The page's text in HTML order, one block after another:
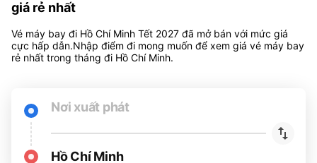
giá rẻ nhất
Vé máy bay đi Hồ Chí Minh Tết 2027 đã mở bán với mức giá
cực hấp dẫn.Nhập điểm đi mong muốn để xem giá vé máy bay
rẻ nhất trong tháng đi Hồ Chí Minh.
Nơi xuất phát
Hồ Chí Minh